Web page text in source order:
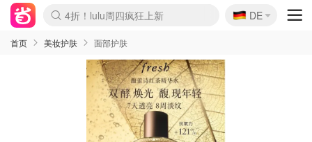
Boticinal 夏促开抢！
4折！lulu周四疯狂上新
还没结束！&OtherStories大促
Joybuy变相75折 随时失效
速领！Stanley独家85折
疑似霸哥！Camper额外叠85折
Zalando 奥莱闪促！每日更新
Moncler反季囤！5折起+叠9折
Coach Brooklyn仅€192
🇩🇪
DE
首页 美妆护肤 面部护肤